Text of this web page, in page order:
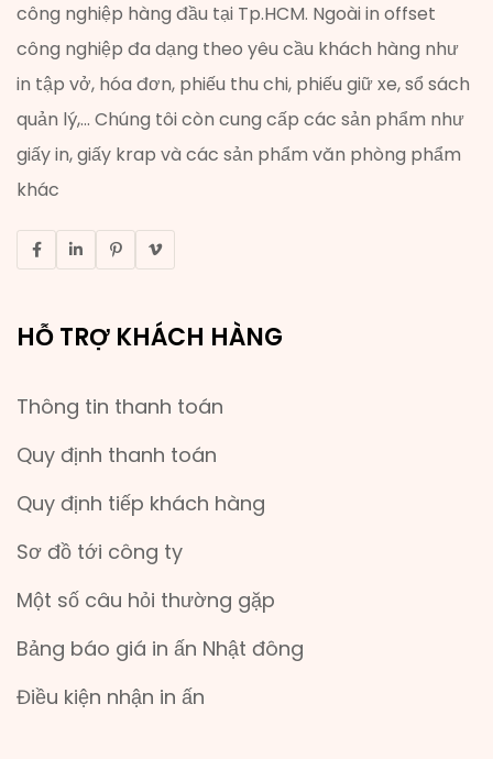
công nghiệp hàng đầu tại Tp.HCM. Ngoài in offset
công nghiệp đa dạng theo yêu cầu khách hàng như
in tập vở, hóa đơn, phiếu thu chi, phiếu giữ xe, sổ sách
quản lý,... Chúng tôi còn cung cấp các sản phẩm như
giấy in, giấy krap và các sản phẩm văn phòng phẩm
khác
HỖ TRỢ KHÁCH HÀNG
Thông tin thanh toán
Quy định thanh toán
Quy định tiếp khách hàng
Sơ đồ tới công ty
Một số câu hỏi thường gặp
Bảng báo giá in ấn Nhật đông
Điều kiện nhận in ấn